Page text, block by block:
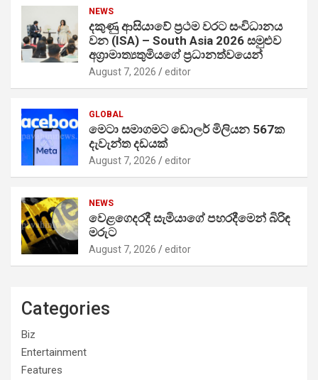
NEWS
දකුණු ආසියාවේ ප්‍රථම වරට සංවිධානය
වන (ISA) – South Asia 2026 සමුළුව
අග්‍රාමාත්‍යතුමියගේ ප්‍රධානත්වයෙන්
August 7, 2026 editor
GLOBAL
මෙටා සමාගමට ඩොලර් මිලියන 567ක
දැවැන්ත දඩයක්
August 7, 2026 editor
NEWS
වෙළගෙදරදී සැමියාගේ පහරදීමෙන් බිරිඳ
මරුට
August 7, 2026 editor
Categories
Biz
Entertainment
Features